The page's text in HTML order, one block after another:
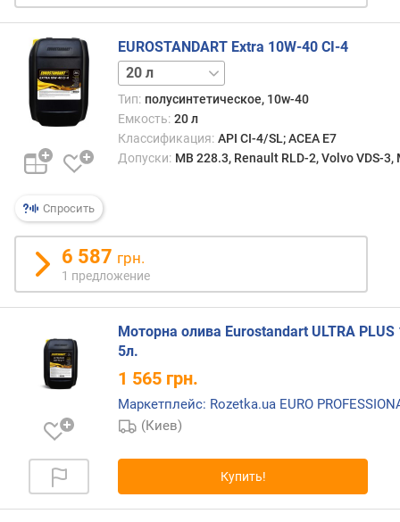
д
е
ш
е
в
ы
м
п
о
т
з
ы
в
а
м
п
о
д
т
е
д
б
а
Спросить
EUROSTANDART Extra 10W-40 CI-4
209 л
Тип: полусинтетическое, 10w-40
Емкость: 20 л
Классификация: API CI-4/SL; ACEA E7
Допуски: MB 228.3, Renault RLD-2, Volvo VDS-
6 587 грн.
1 предложение
Моторна олива Eurostandart ULTRA PLUS
5л.
1 565 грн.
Маркетплейс: Rozetka.ua EURO
(Киев)
Купить!